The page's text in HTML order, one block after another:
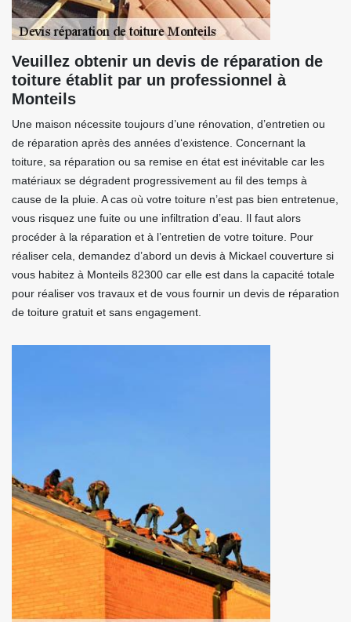
Veuillez obtenir un devis de réparation de
toiture établit par un professionnel à
Monteils
Une maison nécessite toujours d’une rénovation, d’entretien ou
de réparation après des années d‘existence. Concernant la
toiture, sa réparation ou sa remise en état est inévitable car les
matériaux se dégradent progressivement au fil des temps à
cause de la pluie. A cas où votre toiture n’est pas bien entretenue,
vous risquez une fuite ou une infiltration d’eau. Il faut alors
procéder à la réparation et à l’entretien de votre toiture. Pour
réaliser cela, demandez d’abord un devis à Mickael couverture si
vous habitez à Monteils 82300 car elle est dans la capacité totale
pour réaliser vos travaux et de vous fournir un devis de réparation
de toiture gratuit et sans engagement.